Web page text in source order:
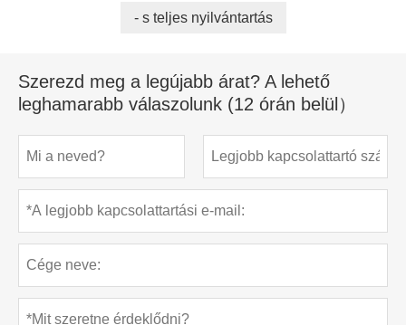
- s teljes nyilvántartás
Szerezd meg a legújabb árat? A lehető
leghamarabb válaszolunk (12 órán belül）